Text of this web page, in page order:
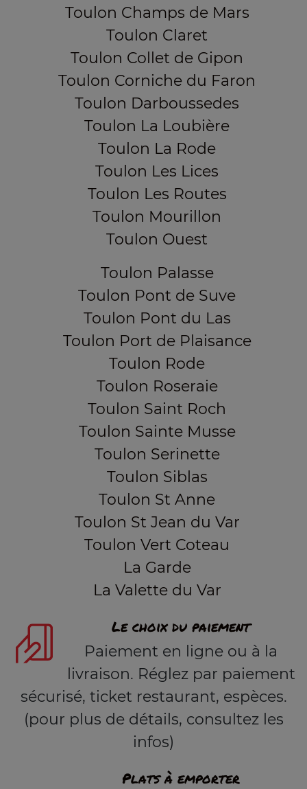
Toulon Champs de Mars
Toulon Claret
Toulon Collet de Gipon
Toulon Corniche du Faron
Toulon Darboussedes
Toulon La Loubière
Toulon La Rode
Toulon Les Lices
Toulon Les Routes
Toulon Mourillon
Toulon Ouest
Toulon Palasse
Toulon Pont de Suve
Toulon Pont du Las
Toulon Port de Plaisance
Toulon Rode
Toulon Roseraie
Toulon Saint Roch
Toulon Sainte Musse
Toulon Serinette
Toulon Siblas
Toulon St Anne
Toulon St Jean du Var
Toulon Vert Coteau
La Garde
La Valette du Var
Le choix du paiement
Paiement en ligne ou à la
livraison. Réglez par paiement
sécurisé, ticket restaurant, espèces.
(pour plus de détails, consultez les
infos)
Plats à emporter